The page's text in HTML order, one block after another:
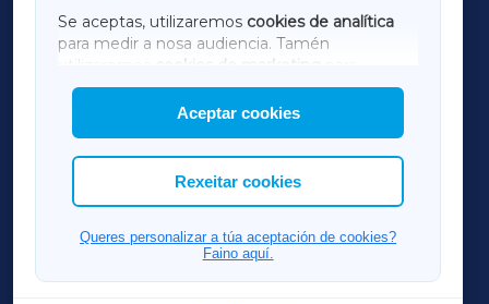
Se aceptas, utilizaremos cookies de analítica
para medir a nosa audiencia. Tamén
utilizaremos
cookies de marketing
mostrar publicidade de terceiros.
Así mesmo, podes personalizar a elección das
cookies que desexas permitir.
Aceptar cookies
Rexeitar cookies
Queres personalizar a túa aceptación de cookies?
Faino aquí.
AMARIÑAXA
RIBEIRASACRAXA
ACORUÑAXA
FERROLXA
OURENSEXA